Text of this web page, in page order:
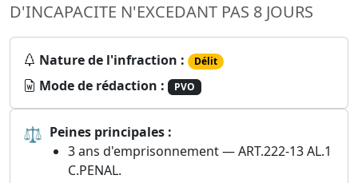
D'INCAPACITE N'EXCEDANT PAS 8 JOURS
Nature de l'infraction : Délit
Mode de rédaction : PVO
⚖ Peines principales :
3 ans d'emprisonnement — ART.222-13 AL.1
C.PENAL.